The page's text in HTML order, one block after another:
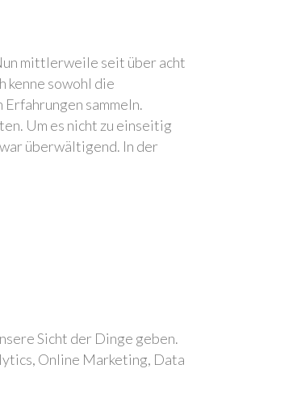
mittlerweile seit über acht
kenne sowohl die
sammeln.
Um es nicht zu einseitig
überwältigend. In der
Sicht der Dinge geben.
Online Marketing, Data